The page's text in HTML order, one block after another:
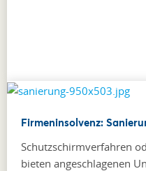
Firmeninsolvenz:
Schutzschirmverfahren
bieten angeschlagenen